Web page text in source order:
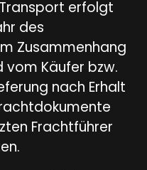
erfolgt
des
Zusammenhang
Käufer bzw.
nach Erhalt
Frachtführer